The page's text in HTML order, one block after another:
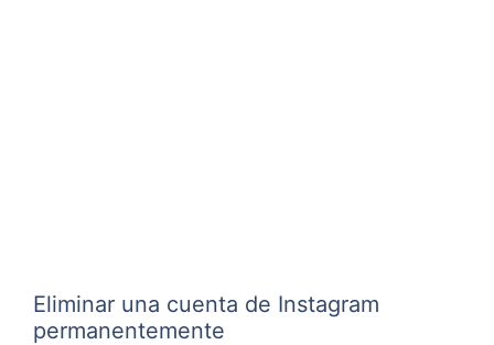
Eliminar una cuenta de Instagram
permanentemente